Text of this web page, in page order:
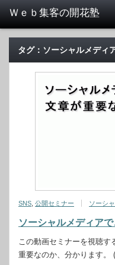
タグ：ソーシャルメディ
SNS 公開セミナー ソーシ
ソーシャルメディア
この動画セミナーを視聴す
重要なのか、分かります